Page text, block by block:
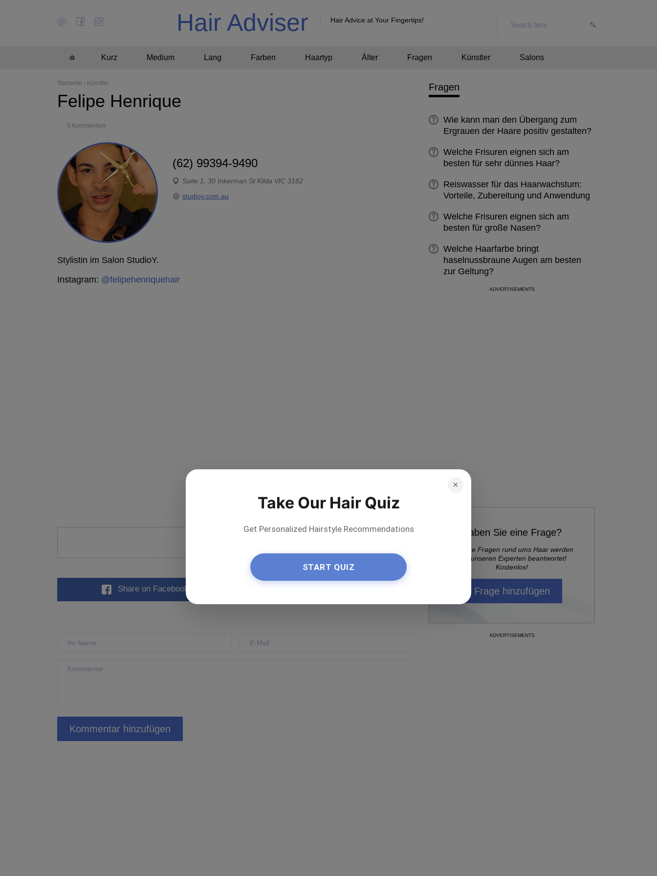
Hair Adviser Hair Advice at Your Fingertips!
Kurz Medium Lang Farben Haartyp Älter Fragen Künstler Salons
Startseite › Künstler
Felipe Henrique
0 Kommentare
(62) 99394-9490
Suite 1, 30 Inkerman St Kilda VIC 3182
studioy.com.au
Stylistin im Salon StudioY.
Instagram: @felipehenriquehair
Share on Facebook
Fragen
Wie kann man den Übergang zum
Ergrauen der Haare positiv gestalten?
Welche Frisuren eignen sich am
besten für sehr dünnes Haar?
Reiswasser für das Haarwachstum:
Vorteile, Zubereitung und Anwendung
Welche Frisuren eignen sich am
besten für große Nasen?
Welche Haarfarbe bringt
haselnussbraune Augen am besten
zur Geltung?
Haben Sie eine Frage?
Alle Ihre Fragen rund ums Haar werden
von unseren Experten beantwortet!
Kostenlos!
Frage hinzufügen
×
Take Our Hair Quiz
Get Personalized Hairstyle Recommendations
START QUIZ